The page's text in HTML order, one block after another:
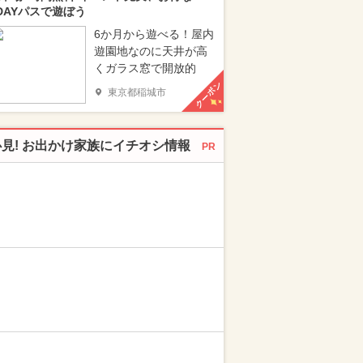
パスで遊ぼう
6か月から遊べる！屋内
遊園地なのに天井が高
くガラス窓で開放的
東京都稲城市 クーポン
! お出かけ家族にイチオシ情報 PR